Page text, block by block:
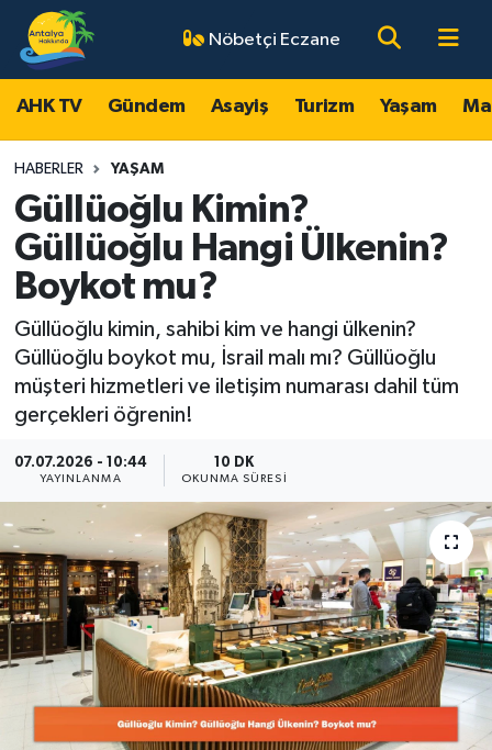
Nöbetçi Eczane
AHK TV Gündem Asayiş Turizm Yaşam
HABERLER YAŞAM
Güllüoğlu Kimin?
Güllüoğlu Hangi Ülkenin?
Boykot mu?
Güllüoğlu kimin, sahibi kim ve hangi ülkenin?
Güllüoğlu boykot mu, İsrail malı mı? Güllüoğlu
müşteri hizmetleri ve iletişim numarası dahil tüm
gerçekleri öğrenin!
07.07.2026 - 10:44
YAYINLANMA
10 DK
OKUNMA SÜRESI
AHK TV
Gündem
Asayiş
Turizm
Yaşam
Magazin
Ekonomi
Spor
Dünya
Resmi Reklamlar
Antalya Nöbetçi Eczaneler
Antalya Hava Durumu
Antalya Namaz Vakitleri
Antalya Trafik Yoğunluk Haritası
Süper Lig Puan Durumu ve Fikstür
Tüm Manşetler
Son Dakika Haberleri
Haber Arşivi